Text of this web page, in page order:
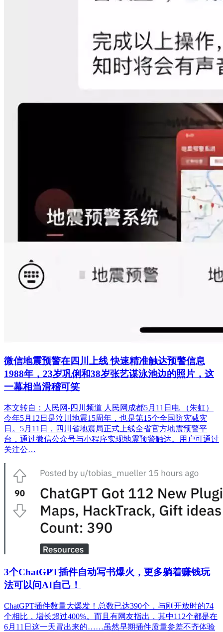
微信地震预警在四川上线 快速精准触达预警信息
1988年，23岁巩俐和38岁张艺谋泳池边的照片，这
一幕相当滑稽可笑
本文转自：人民网-四川频道 人民网成都5月11日电 （朱虹）
今年5月12日是汶川地震15周年，也是第15个全国防灾减灾
日。5月11日，四川省地震局正式上线全省官方地震预警平
台，通过微信公众号与小程序实现地震预警触达。用户可通过
关注公…
3个ChatGPT插件自动写书爆火，更多躺着赚钱玩
法可以问AI自己！
ChatGPT插件数量大爆发！总数已达390个，与刚开放时的74
个相比，增长超过400%。而且有网友指出，其中112个都是在
6月11日这一天冒出来的……虽然早期插件质量参差不齐体验